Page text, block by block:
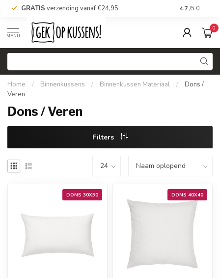
GRATIS verzending vanaf €24,95 Voor 16.00
4.7 /5.0
MENU
0
Home / Binnenkussens / Binnenkussen Materiaal /
Dons /
Veren
Dons / Veren
Filters
DONS 30X50 DONS 40X40